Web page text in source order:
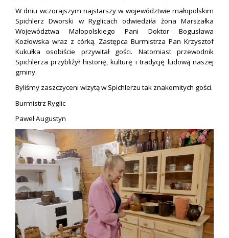
W dniu wczorajszym najstarszy w województwie małopolskim
Spichlerz Dworski w Ryglicach odwiedziła żona Marszałka
Województwa Małopolskiego Pani Doktor Bogusława
Kozłowska wraz z córką. Zastępca Burmistrza Pan Krzysztof
Kukułka osobiście przywitał gości. Natomiast przewodnik
Spichlerza przybliżył historię, kulturę i tradycję ludową naszej
gminy.
Byliśmy zaszczyceni wizytą w Spichlerzu tak znakomitych gości.
Burmistrz Ryglic
Paweł Augustyn